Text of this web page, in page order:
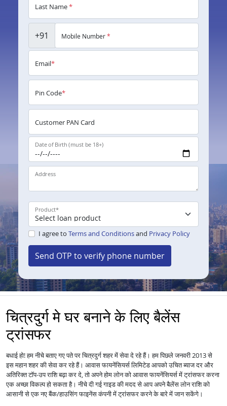
Last Name*
+91 Mobile Number*
Email*
Pin Code*
Customer PAN Card
Date of Birth (must be 18+)
Address
Product*
I agree to Terms and Conditionsand Privacy Policy
Send OTP to verify phone number
चित्रदुर्ग मे घर बनाने के लिए बैलेंस
ट्रांसफर
बधाई हो! हम नीचे बताए गए पते पर चित्रदुर्ग शहर में सेवा दे रहे हैं। हम पिछले जनवरी 2013 से
इस महान शहर की सेवा कर रहे हैं। आवास फायनेंसियर्स लिमिटेड आपको उचित ब्याज दर और
अतिरिक्त टॉप-उप राशि बढ़ा कर दे, तो अपने होम लोन को आवास फायनेंसियर्स में ट्रांसफर करना
एक अच्छा विकल्प हो सकता है। नीचे दी गई गाइड की मदद से आप अपने बैलेंस लोन राशि को
आसानी से एक नए बैंक/हाउसिंग फाइनेंस कंपनी में ट्रांसफर करने के बारे में जान सकेंगे।